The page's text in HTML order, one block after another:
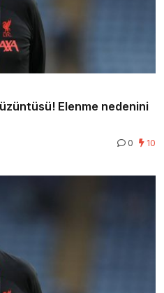
Elenme nedenini
0 10